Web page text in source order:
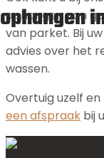
ophangen
ophangen van
van parket. Bij
advies over het
wassen.
Overtuig uzelf
een afspraak bij